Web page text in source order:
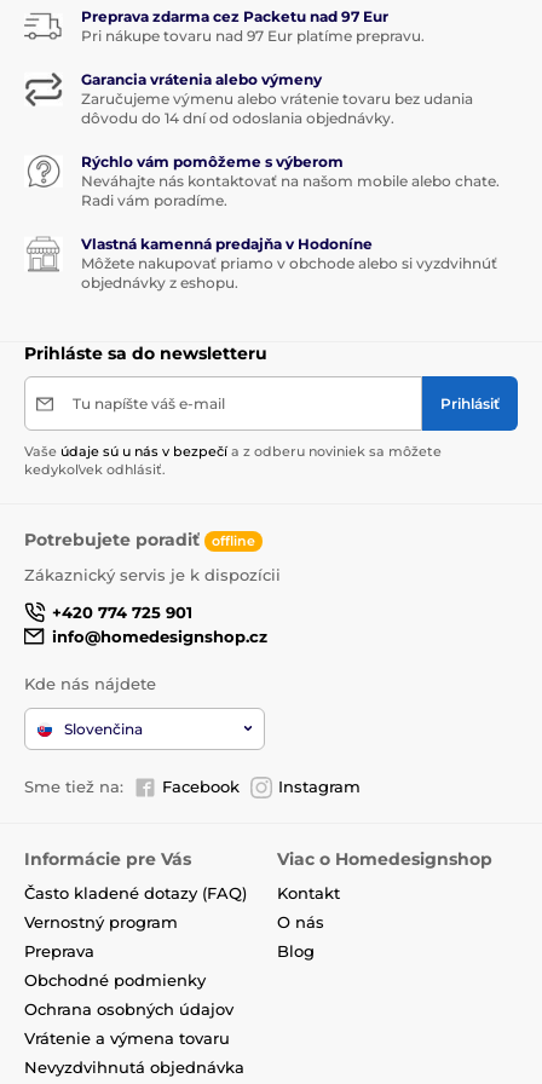
Lampa Bergerbola následne pre svoj inovatívny
proces čistenia vzduchupatentovaná. Koncept lampy
dekoratívnej funkciepredovšetkým jedinečné
možnostičistenie vzduchu a zároveň aj prevoňanie
domácností. Maison Berger Paris dosahuje so svojimi
katalytickými lampami medzinárodných úspechov.
Kvôli obľube širokej verejnosti exportuje do viac ako 50
svetových krajín
Produkt je zaradený v kategóriách
Preprava zdarma cez Packetu nad 97 Eur
Pri nákupe tovaru nad 97 Eur platíme prepravu.
Garancia vrátenia alebo výmeny
Zaručujeme výmenu alebo vrátenie tovaru bez udania
dôvodu do 14 dní od odoslania objednávky.
Rýchlo vám pomôžeme s výberom
Neváhajte nás kontaktovať na našom mobile alebo chate.
Radi vám poradíme.
Vlastná kamenná predajňa v Hodoníne
Môžete nakupovať priamo v obchode alebo si vyzdvihnúť
objednávky z eshopu.
Prihláste sa do newsletteru
Tu napíšte váš e-mail Prihlásiť
Vaše údaje sú u nás v bezpečí a z odberu noviniek sa môžete
kedykoľvek odhlásiť.
Potrebujete poradiť offline
Zákaznický servis je k dispozícii
+420 774 725 901
info@homedesignshop.cz
Kde nás nájdete
Slovenčina
Sme tiež na: Facebook Instagram
Informácie pre Vás
Často kladené dotazy (FAQ)
Vernostný program
Preprava
Obchodné podmienky
Ochrana osobných údajov
Vrátenie a výmena tovaru
Nevyzdvihnutá objednávka
Viac o Homedesignshop
Kontakt
O nás
Blog